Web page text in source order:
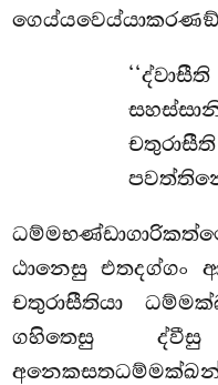
ඨානෙසු එතදග්ගං
චතුරාසීතියා
ගහිතෙසු ද්වීසු